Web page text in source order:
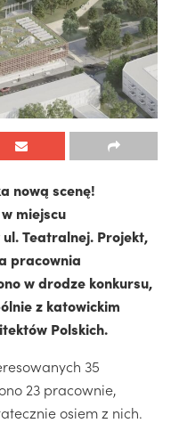
nową scenę!
miejscu
Teatralnej. Projekt,
pracownia
w drodze konkursu,
z katowickim
Polskich.
35
23 pracownie,
osiem z nich.